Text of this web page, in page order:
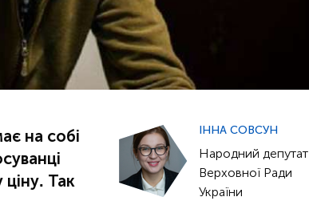
на собі
Так
ІННА СОВСУН
Народний депутат
Верховної Ради
України